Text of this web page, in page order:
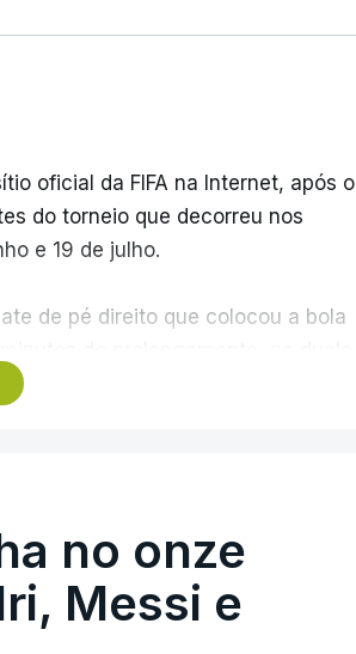
oficial da FIFA na Internet, após o
do torneio que decorreu nos
e 19 de julho.
de pé direito que colocou a bola
alto na sua primeira participação
um enorme orgulho e um
ter”.
no onze
Messi e